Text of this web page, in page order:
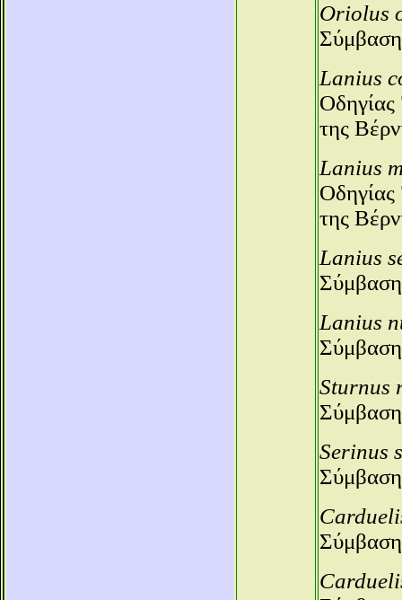
Oriolus
Lanius
της
Lanius
της
Lanius
Lanius
Sturnus
Serinus